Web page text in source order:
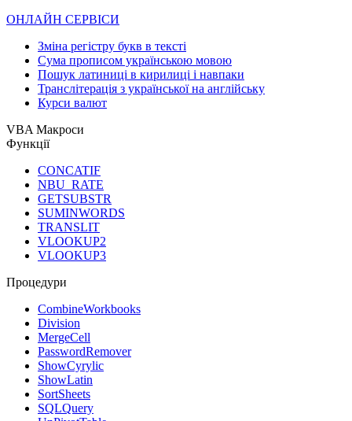
ОНЛАЙН СЕРВІСИ
Зміна регістру букв в тексті
Сума прописом українською мовою
Пошук латиниці в кирилиці і навпаки
Транслітерація з української на англійську
Курси валют
VBA Макроси
Функції
CONCATIF
NBU_RATE
GETSUBSTR
SUMINWORDS
TRANSLIT
VLOOKUP2
VLOOKUP3
Процедури
CombineWorkbooks
Division
MergeCell
PasswordRemover
ShowCyrylic
ShowLatin
SortSheets
SQLQuery